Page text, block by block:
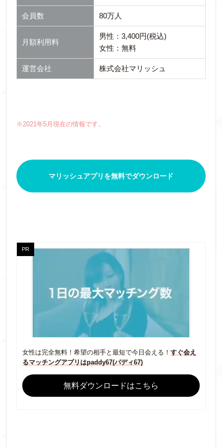
会員数 80万人
月額利用料
男性：3,400円(税込)
女性：無料
運営会社 株式会社マリッシュ
※2021年5月現在の情報です。
マリッシュアプリを無料でダウンロード
女性は完全無料！希望の相手と最短で今日会える！ すぐ会え
るマッチングアプリはpaddy67(パディ67)
無料ダウンロードはこちら